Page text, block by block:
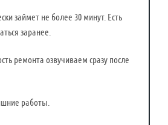
займет не более 30 минут. Есть
заранее.
ремонта озвучиваем сразу после
работы.